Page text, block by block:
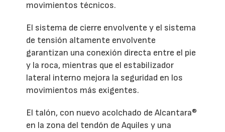
movimientos técnicos.
El sistema de cierre envolvente y el sistema
de tensión altamente envolvente
garantizan una conexión directa entre el pie
y la roca, mientras que el estabilizador
lateral interno mejora la seguridad en los
movimientos más exigentes.
El talón, con nuevo acolchado de Alcantara®
en la zona del tendón de Aquiles y una